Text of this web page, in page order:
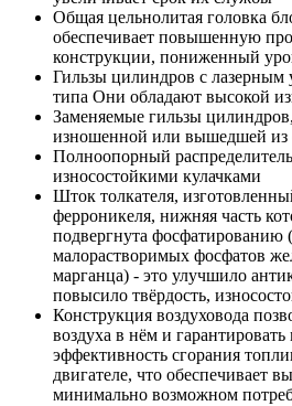
Общая цельнолитая головка
обеспечивает повышенную
конструкции, пониженный
Гильзы цилиндров с лазерным
типа Они обладают высокой
Заменяемые гильзы
изношенной или вышедшей из
Полноопорный
износостойкими кулачками
Шток толкателя,
ферроникеля, нижняя часть
подвергнута фосфатированию
малорастворимых фосфатов
марганца) - это улучшило
повысило твёрдость,
Конструкция воздуховода
воздуха в нём и
эффективность сгорания
двигателе, что обеспечивает
минимально возможном